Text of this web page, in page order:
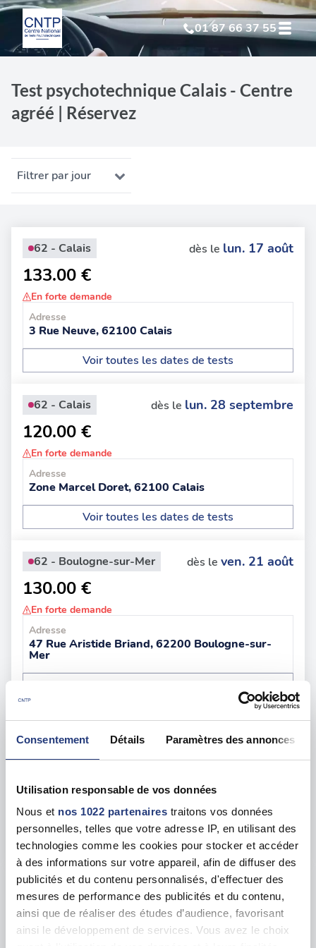
Consentement Détails Paramètres des annonces
Utilisation responsable de vos données
Nous et nos 1022 partenaires traitons vos données
personnelles, telles que votre adresse IP, en utilisant des
technologies comme les cookies pour stocker et accéder
à des informations sur votre appareil, afin de diffuser des
publicités et du contenu personnalisés, d'effectuer des
mesures de performance des publicités et du contenu,
ainsi que de réaliser des études d’audience, favorisant
ainsi le développement de services. Vous avez le choix
01 87 66 37 55
Test Psychotechnique
Test Psychotechnique
Test Psychotechnique
Test psychotechnique Calais - Centre
agréé | Réservez
Filtrer par jour
62 - Calais dès le lun. 17 août
133.00 €
En forte demande
Adresse
3 Rue Neuve, 62100 Calais
Voir toutes les dates de tests
62 - Calais dès le lun. 28 septembre
120.00 €
En forte demande
Adresse
Zone Marcel Doret, 62100 Calais
Voir toutes les dates de tests
62 - Boulogne-sur-Mer dès le ven. 21 août
130.00 €
En forte demande
Adresse
47 Rue Aristide Briand, 62200 Boulogne-sur-
Mer
121.00 €
Adresse
164 Rue du Petit Hinges, 62232 Hinges
Voir toutes les dates de tests
62 - Béthune dès lejeu. 13 août
129.00 €
En forte demande